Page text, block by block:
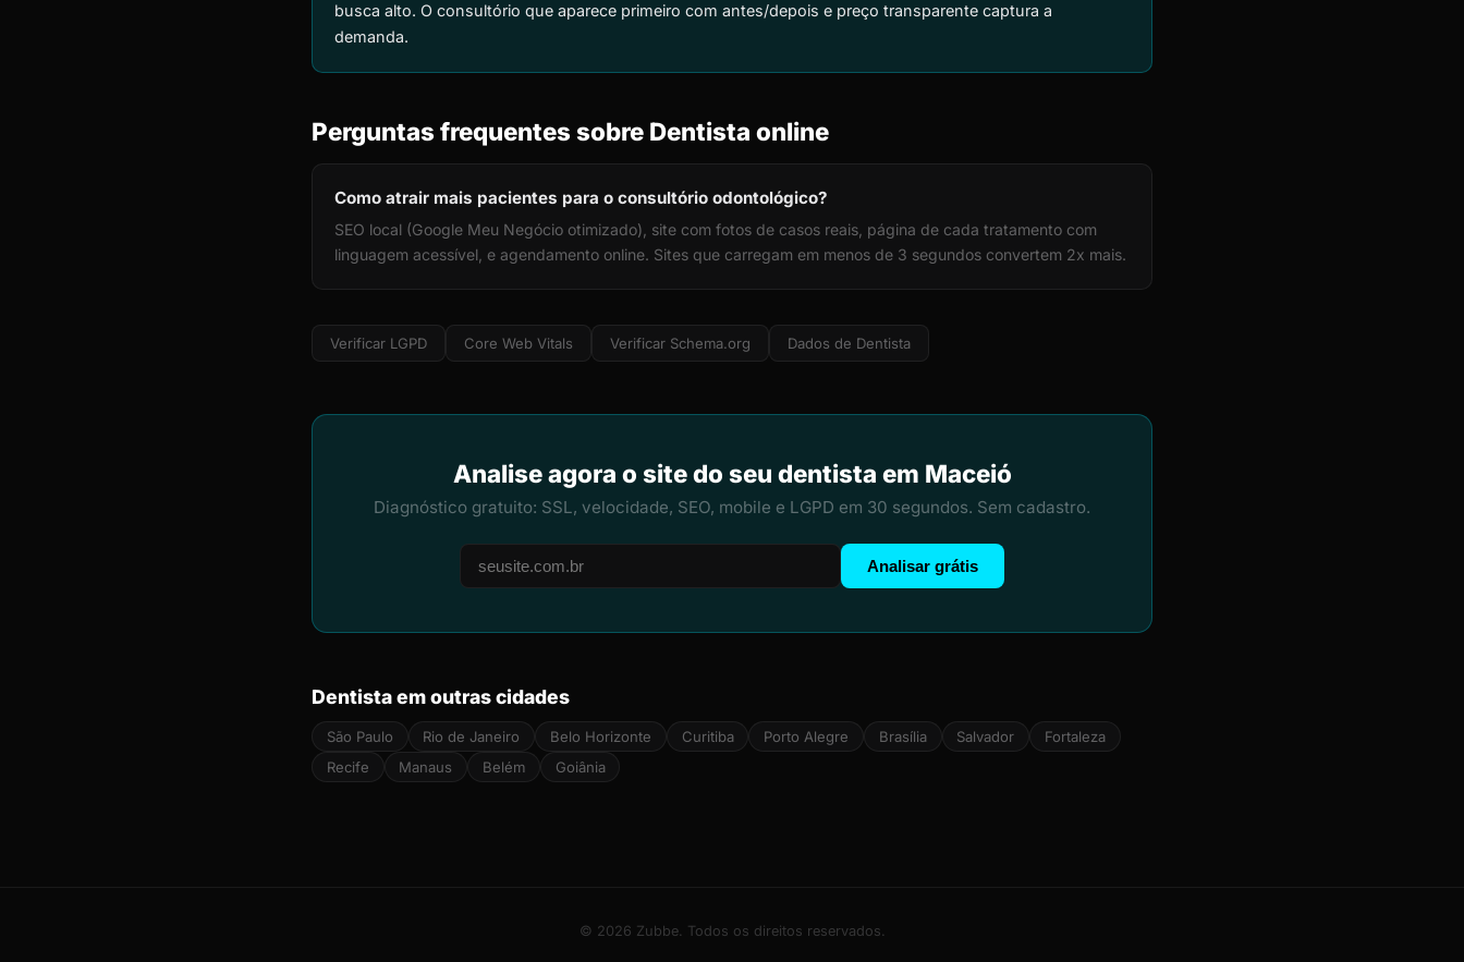
busca alto. O consultório que aparece primeiro com antes/depois e preço transparente captura a
demanda.
Perguntas frequentes sobre Dentista online
Como atrair mais pacientes para o consultório odontológico?
SEO local (Google Meu Negócio otimizado), site com fotos de casos reais, página de cada tratamento com
linguagem acessível, e agendamento online. Sites que carregam em menos de 3 segundos convertem 2x mais.
Verificar LGPD Core Web Vitals Verificar Schema.org Dados de Dentista
Analise agora o site do seu dentista em Maceió
Diagnóstico gratuito: SSL, velocidade, SEO, mobile e LGPD em 30 segundos. Sem cadastro.
Analisar grátis
Dentista em outras cidades
São Paulo Rio de Janeiro Belo Horizonte Curitiba Porto Alegre Brasília Salvador
Fortaleza
Recife
Manaus Belém Goiânia
© 2026 Zubbe. Todos os direitos reservados.